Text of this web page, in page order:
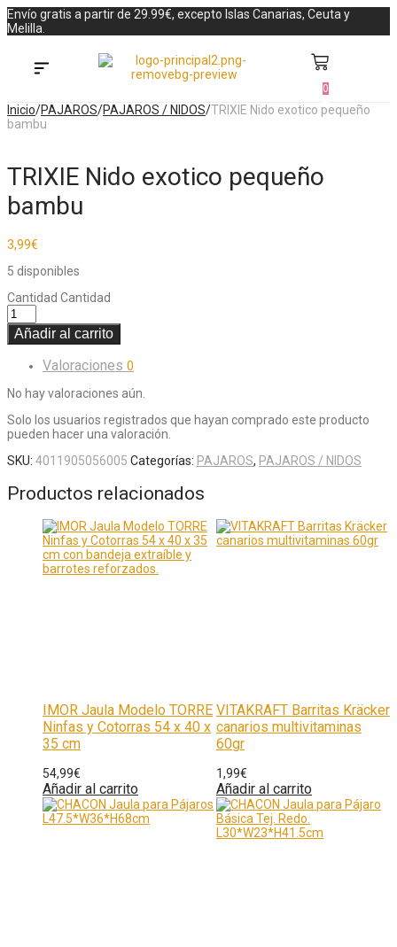
Envío gratis a partir de 29.99€, excepto Islas Canarias, Ceuta y
Melilla.
0
Inicio/PAJAROS/PAJAROS / NIDOS/TRIXIE Nido exotico pequeño
bambu
TRIXIE Nido exotico pequeño
bambu
3,99€
5 disponibles
Cantidad Cantidad
Añadir al carrito
Valoraciones 0
No hay valoraciones aún.
Solo los usuarios registrados que hayan comprado este producto
pueden hacer una valoración.
SKU: 4011905056005 Categorías: PAJAROS, PAJAROS / NIDOS
Productos relacionados
IMOR Jaula Modelo TORRE
Ninfas y Cotorras 54 x 40 x
35 cm
54,99€
Añadir al carrito
VITAKRAFT Barritas Kräcker
canarios multivitaminas
60gr
1,99€
Añadir al carrito